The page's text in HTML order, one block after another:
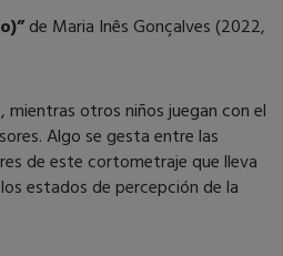
de Maria Inês Gonçalves (2022,
mientras otros niños juegan con el
Algo se gesta entre las
de este cortometraje que lleva
estados de percepción de la